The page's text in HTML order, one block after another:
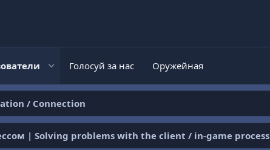
Голосуй за нас Оружейная
/ Connection
| Solving problems with the client / in-game process